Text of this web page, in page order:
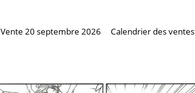
Vente 20 septembre 2026 Calendrier des ventes